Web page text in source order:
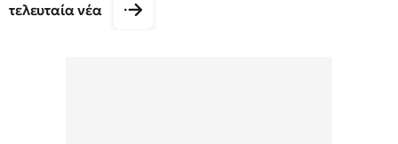
τελευταία νέα